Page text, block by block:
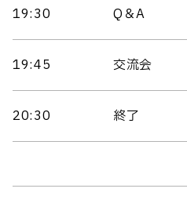
19:30 Q＆A
19:45 交流会
20:30 終了